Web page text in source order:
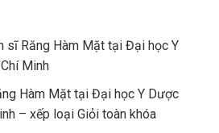
sĩ Răng Hàm Mặt tại Đại học Y
Minh
Hàm Mặt tại Đại học Y Dược
– xếp loại Giỏi toàn khóa